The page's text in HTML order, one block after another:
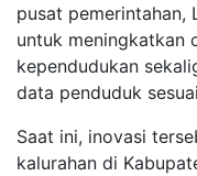
pusat pemerintahan,
untuk meningkatkan
kependudukan
data penduduk
Saat ini, inovasi
kalurahan di